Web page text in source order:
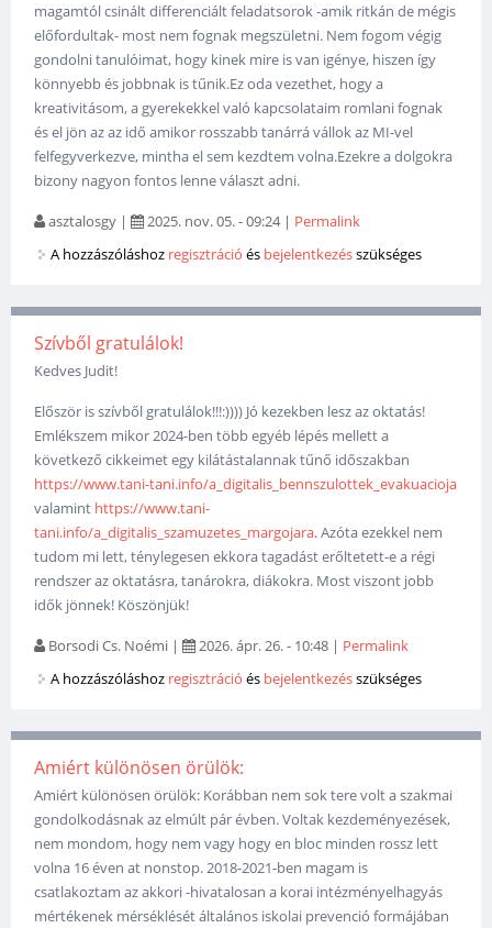
magamtól csinált differenciált feladatsorok -amik ritkán de mégis
előfordultak- most nem fognak megszületni. Nem fogom végig
gondolni tanulóimat, hogy kinek mire is van igénye, hiszen így
könnyebb és jobbnak is tűnik.Ez oda vezethet, hogy a
kreativitásom, a gyerekekkel való kapcsolataim romlani fognak
és el jön az az idő amikor rosszabb tanárrá vállok az MI-vel
felfegyverkezve, mintha el sem kezdtem volna.Ezekre a dolgokra
bizony nagyon fontos lenne választ adni.
asztalosgy | 2025. nov. 05. - 09:24| Permalink
A hozzászóláshoz regisztráció és bejelentkezésszükséges
Szívből gratulálok!
Kedves Judit!
Először is szívből gratulálok!!!:)))) Jó kezekben lesz az oktatás!
Emlékszem mikor 2024-ben több egyéb lépés mellett a
következő cikkeimet egy kilátástalannak tűnő időszakban
https://www.tani-tani.info/a_digitalis_bennszulottek_evakuacioja
valamint https://www.tani-
tani.info/a_digitalis_szamuzetes_margojara. Azóta ezekkel nem
tudom mi lett, ténylegesen ekkora tagadást erőltetett-e a régi
rendszer az oktatásra, tanárokra, diákokra. Most viszont jobb
idők jönnek! Köszönjük!
Borsodi Cs. Noémi | 2026. ápr. 26. - 10:48 | Permalink
A hozzászóláshoz regisztráció és bejelentkezésszükséges
Amiért különösen örülök:
Amiért különösen örülök: Korábban nem sok tere volt a szakmai
gondolkodásnak az elmúlt pár évben. Voltak kezdeményezések,
nem mondom, hogy nem vagy hogy en bloc minden rossz lett
volna 16 éven at nonstop. 2018-2021-ben magam is
csatlakoztam az akkori -hivatalosan a korai intézményelhagyás
mértékenek mérséklését általános iskolai prevenció formájában